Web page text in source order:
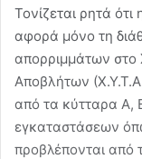
Τονίζεται ρητά
αφορά μόνο τη
απορριμμάτων στο
Αποβλήτων
από τα κύτταρα Α,
εγκαταστάσεων
προβλέπονται από